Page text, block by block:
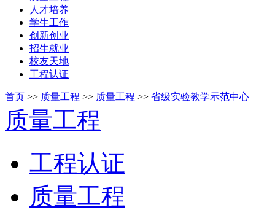
人才培养
学生工作
创新创业
招生就业
校友天地
工程认证
首页 >> 质量工程 >> 质量工程 >> 省级实验教学示范中心
质量工程
工程认证
质量工程